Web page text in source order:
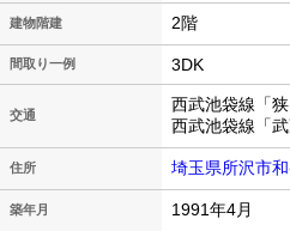
建物階建 2階
間取り一例 3DK
交通
西武池袋線「
西武池袋線「
住所 埼玉県所沢市
築年月 1991年4月